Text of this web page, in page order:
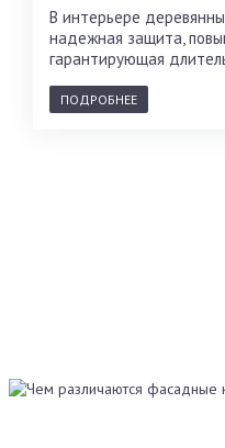
В интерьере
надежная защита,
гарантирующая
ПОДРОБНЕЕ